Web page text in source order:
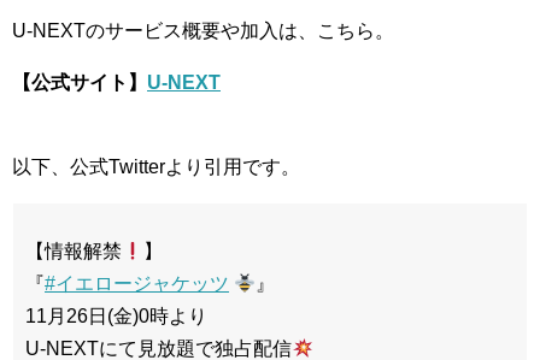
U-NEXTのサービス概要や加入は、こちら。
【公式サイト】 U-NEXT
以下、公式Twitterより引用です。
【情報解禁
】
『#イエロージャケッツ
』
11月26日(金)0時より
U-NEXTにて見放題で独占配信